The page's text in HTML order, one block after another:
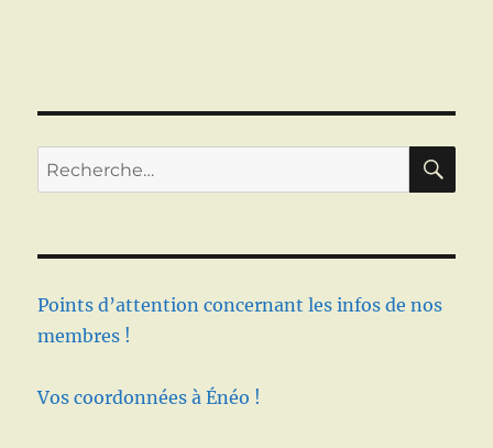
Recherche
pour :
Points d’attention concernant les infos de nos
membres !
Vos coordonnées à Énéo !